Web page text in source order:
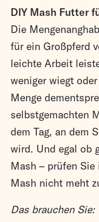
DIY Mash Futter
Die
für ein Großpferd
leichte Arbeit
weniger wiegt
Menge
selbstgemachten
dem Tag, an dem
wird. Und egal ob
Mash – prüfen
Mash nicht meht
Das brauchen Sie: